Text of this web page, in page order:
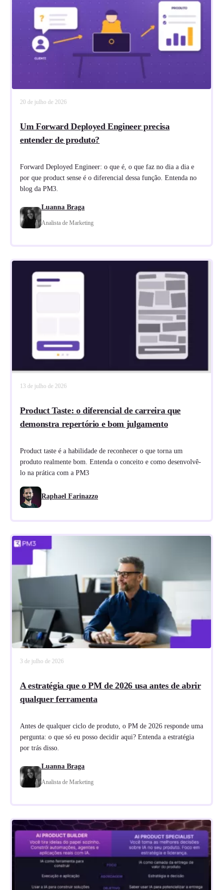
20 de julho de 2026
Um Forward Deployed Engineer precisa
entender de produto?
Forward Deployed Engineer: o que é, o que faz no dia a dia e
por que product sense é o diferencial dessa função. Entenda no
blog da PM3.
Luanna Braga
Analista de Marketing
13 de julho de 2026
Product Taste: o diferencial de carreira que
demonstra repertório e bom julgamento
Product taste é a habilidade de reconhecer o que torna um
produto realmente bom. Entenda o conceito e como desenvolvê-
lo na prática com a PM3
Raphael Farinazzo
3 de julho de 2026
A estratégia que o PM de 2026 usa antes de abrir
qualquer ferramenta
Antes de qualquer ciclo de produto, o PM de 2026 responde uma
pergunta: o que só eu posso decidir aqui? Entenda a estratégia
por trás disso.
Luanna Braga
Analista de Marketing